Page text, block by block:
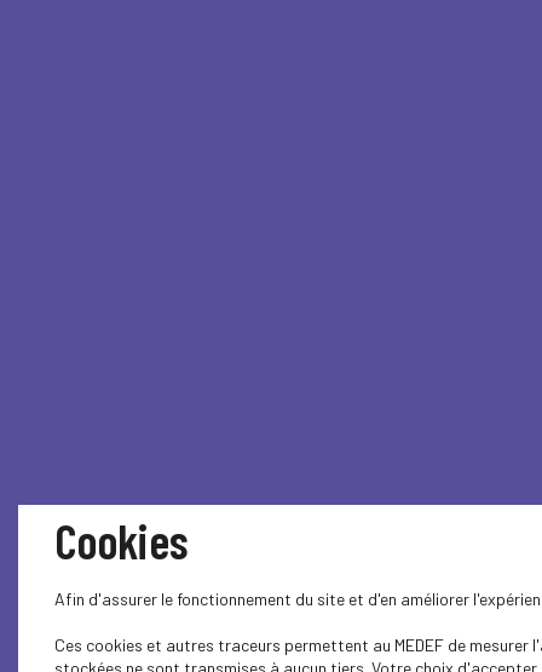
Cookies
Afin d'assurer le fonctionnement du site et d'en améliorer
Ces cookies et autres traceurs permettent au MEDEF de
stockées ne sont transmises à aucun tiers. Votre choix